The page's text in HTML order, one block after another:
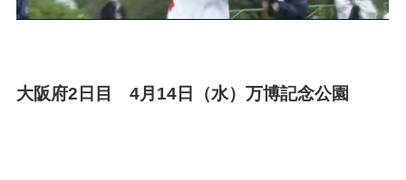
大阪府2日目 4月14日（水）万博記念公園